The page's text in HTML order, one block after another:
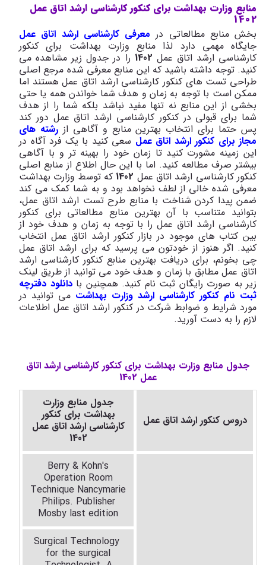
منابع وزارت بهداشت برای کنکور کارشناسی ارشد اتاق عمل
1402
بخش منابع مطالعاتی در معرفی کارشناسی ارشد اتاق عمل
جایگاه مهمی دارد لذا منابع وزارت بهداشت برای کنکور
کارشناسی ارشد اتاق عمل 1402 را در جدول زیر مشاهده می
کنید. توجه داشته باشید که این منابع معرفی شده مرجع اصلی
طراحی تست های کنکور کارشناسی ارشد اتاق عمل هستند اما
ممکن است با توجه به زمان و هدف شما خواندن همه یا حتی
بخشی از این منابع نه تنها مفید نباشد بلکه شما را از هدف
شما برای قبولی در کنکور کارشناسی ارشد اتاق عمل دور کند
پس حتما برای انتخاب بهترین منابع و آگاهی ازرشته های
مجاز برای کنکور ارشد اتاق عمل سعی کنید با یک فرد آگاه در
این زمینه مشورت کنید تا زمان خود را بهینه تر و با آگاهی
بیشتر صرف مطالعه کنید. اما با این حال اطلاع از منابع اصلی
کنکور کارشناسی ارشد اتاق عمل 1402که توسط وزارت بهداشت
معرفی شده خالی از لطف نخواهد بود و به شما کمک می کند
ضمن پیدا کردن شناخت با منابع طرح تست ارشد اتاق عمل،
بتوانید متناسب با آن بهترین منابع مطالعاتی برای کنکور
کارشناسی ارشد اتاق عمل را با توجه به زمان و هدف خود از
بین کتاب های موجود در بازار کنکور ارشد اتاق عمل انتخاب
کنید. اگر هنوز از خودتون می پرسید که برای ارشد اتاق عمل
چی بخونم، برای دریافت بهترین منابع کنکور کارشناسی ارشد
اتاق عمل مطابق با زمان و هدف خود می توانید از طریق لینک
زیر به صورت رایگان ثبت نام کنید. همچنین بادانلود دفترچه
ثبت نام کنکور کارشناسی ارشد وزارت بهداشت می توانید در
مورد شرایط و ضوابط شرکت در کنکور ارشد اتاق عمل اطلاعات
لازم را به دست آورید.
جدول منابع وزارت بهداشت برای کنکور کارشناسی ارشد اتاق
عمل 1402
دروس کنکور ارشد اتاق عمل
جدول منابع وزارت
بهداشت برای کنکور
کارشناسی ارشد اتاق عمل
1402
Berry & Kohn's
Operation Room
Technique Nancymarie
Philips. Publisher
Mosby last edition
Surgical Technology
for the surgical